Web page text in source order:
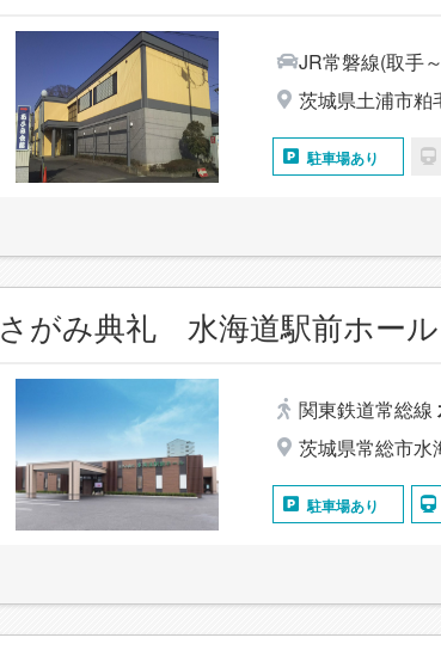
JR常磐線(取手
茨城県土浦市粕
駐車場あり
さがみ典礼 水海道駅前ホール
関東鉄道常総線
茨城県常総市水
駐車場あり